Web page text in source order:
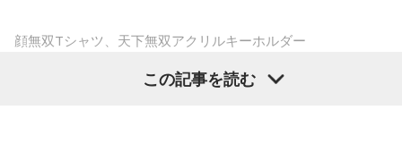
承していません、公約ではありません、と」
「だから公約じゃないんですよ。高市さんが国民会議の
■『オールナイトニッポンPODCAST 長浜広奈 天下
無双』 番組グッズ概要
顔無双Tシャツ、天下無双アクリルキーホルダー
ラインナップは、パーソナリティの長浜広奈の顔を大胆にプ
この記事を読む